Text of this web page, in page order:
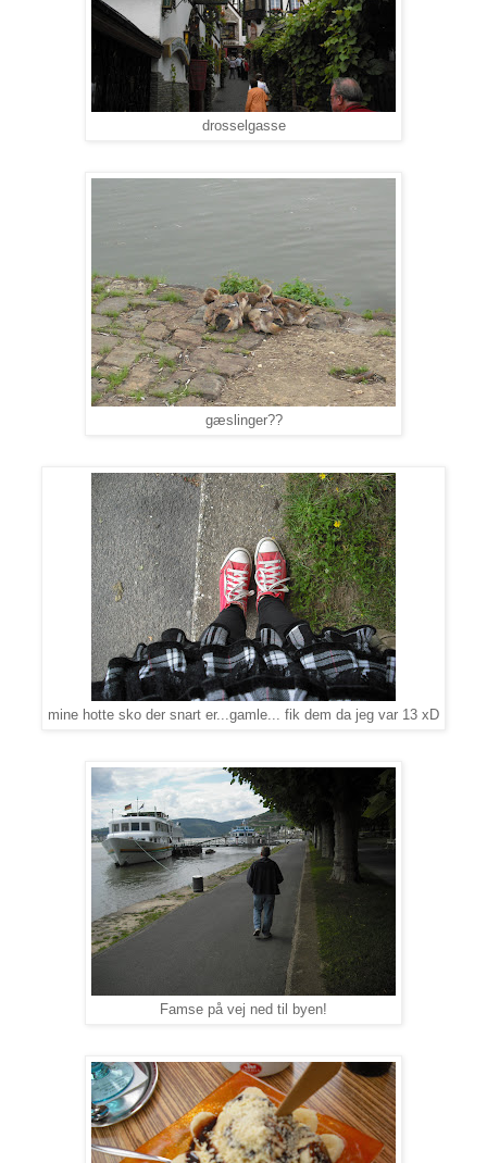
drosselgasse
gæslinger??
mine hotte sko der snart er...gamle... fik dem da jeg var 13 xD
Famse på vej ned til byen!